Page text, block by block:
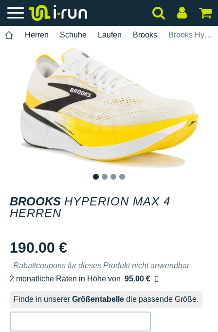
Herren Schuhe Laufen Brooks Brooks Hyperion Max 4 Herren
BROOKS HYPERION MAX 4
HERREN
190.00 €
Rabattcoupons für dieses Produkt nicht anwendbar
2 monatliche Raten in Höhe von 95.00 €
Ohne Zusatzkosten
Finde in unserer Größentabelle die passende Größe.